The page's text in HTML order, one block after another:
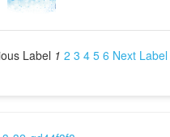
Label 1 2 3 4 5 6 Next Label